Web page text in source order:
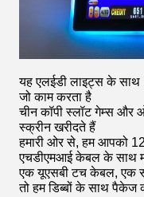
यह एलईडी लाइट्स के साथ
जो काम करता है
चीन कॉपी स्लॉट गेम्स और
स्क्रीन खरीदते हैं
हमारी ओर से, हम आपको
एचडीएमआई केबल के साथ
एक यूएसबी टच केबल, एक
तो हम डिब्बों के साथ पैकेज